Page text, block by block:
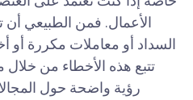
الأعمال. فمن الطبيعي أن
السداد أو معاملات مكررة أو
تتبع هذه الأخطاء من
رؤية واضحة حول